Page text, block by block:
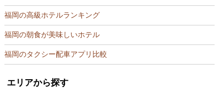
福岡の高級ホテルランキング
福岡の朝食が美味しいホテル
福岡のタクシー配車アプリ比較
エリアから探す